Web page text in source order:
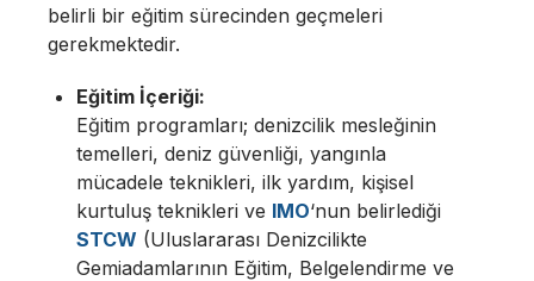
belirli bir eğitim sürecinden geçmeleri
gerekmektedir.
Eğitim İçeriği:
Eğitim programları; denizcilik mesleğinin
temelleri, deniz güvenliği, yangınla
mücadele teknikleri, ilk yardım, kişisel
kurtuluş teknikleri ve IMO‘nun belirlediği
STCW (Uluslararası Denizcilikte
Gemiadamlarının Eğitim, Belgelendirme ve